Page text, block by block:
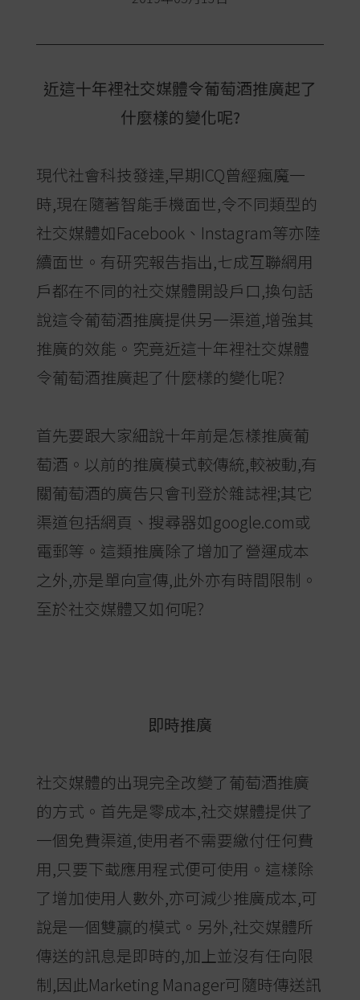
近這十年裡社交媒體令葡萄酒推廣起了
什麼樣的變化呢?
現代社會科技發達,早期ICQ曾經瘋魔一
時,現在隨著智能手機面世,令不同類型的
社交媒體如Facebook、Instagram等亦陸
續面世。有研究報告指出,七成互聯網用
戶都在不同的社交媒體開設戶口,換句話
說這令葡萄酒推廣提供另一渠道,增強其
推廣的效能。究竟近這十年裡社交媒體
令葡萄酒推廣起了什麼樣的變化呢?
首先要跟大家細說十年前是怎樣推廣葡
萄酒。以前的推廣模式較傳統,較被動,有
關葡萄酒的廣告只會刊登於雜誌裡;其它
渠道包括網頁、搜尋器如google.com或
電郵等。這類推廣除了增加了營運成本
之外,亦是單向宣傳,此外亦有時間限制。
至於社交媒體又如何呢?
即時推廣
社交媒體的出現完全改變了葡萄酒推廣
的方式。首先是零成本,社交媒體提供了
一個免費渠道,使用者不需要繳付任何費
用,只要下蛓應用程式便可使用。這樣除
了增加使用人數外,亦可減少推廣成本,可
說是一個雙贏的模式。另外,社交媒體所
傳送的訊息是即時的,加上並沒有任向限
制,因此Marketing Manager可隨時傳送訊